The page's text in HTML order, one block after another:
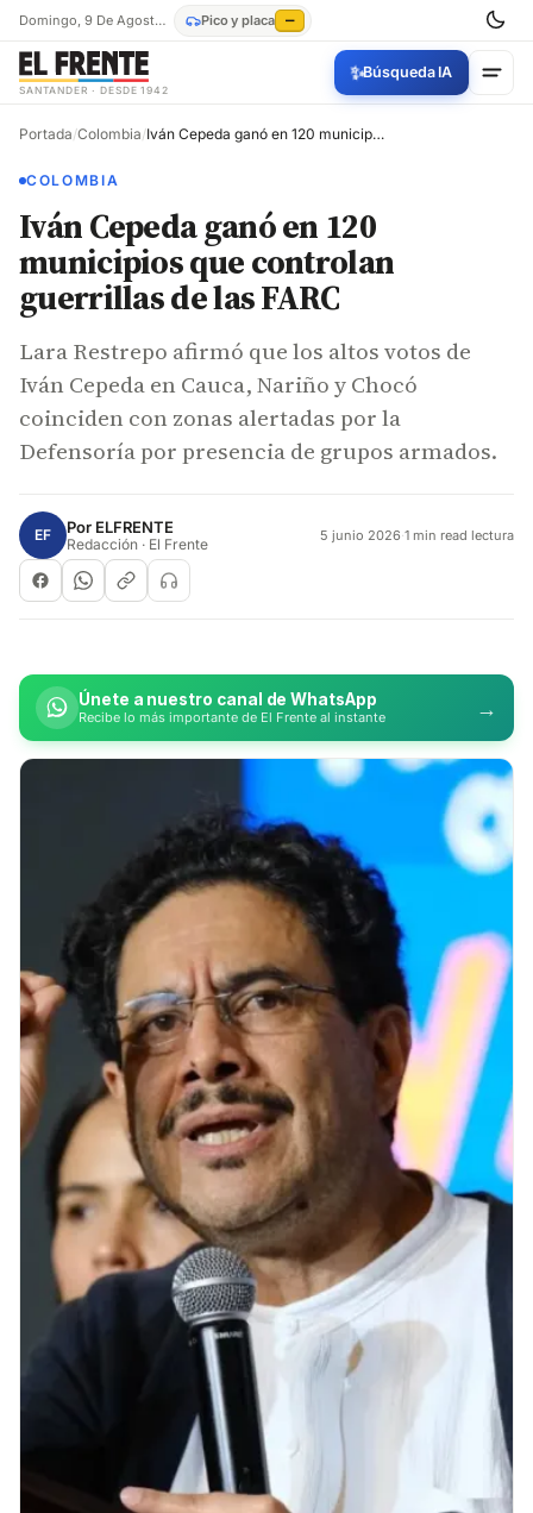
Domingo, 9 De Agosto De 2026 Pico y placa —
SANTANDER · DESDE 1942
✨Búsqueda IA
Portada/Colombia/ Iván Cepeda ganó en 120 municipios que controlan guerrillas de las FARC
COLOMBIA
Iván Cepeda ganó en 120
municipios que controlan
guerrillas de las FARC
Lara Restrepo afirmó que los altos votos de
Iván Cepeda en Cauca, Nariño y Chocó
coinciden con zonas alertadas por la
Defensoría por presencia de grupos armados.
EF Por ELFRENTE
Redacción · El Frente 5 junio 2026·1 min read lectura
Únete a nuestro canal de WhatsApp
Recibe lo más importante de El Frente al instante →